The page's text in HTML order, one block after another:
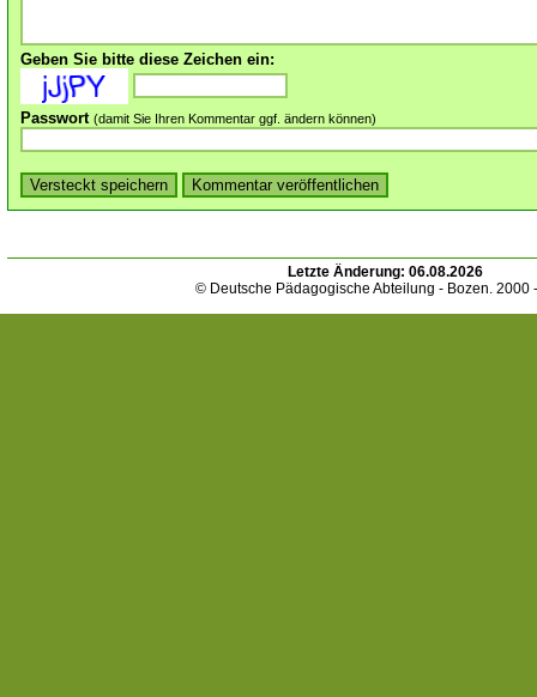
Geben Sie bitte diese Zeichen ein:
Passwort (damit Sie Ihren Kommentar ggf. ändern können)
Letzte Änderung: 06.08.2026
© Deutsche Pädagogische Abteilung - Bozen. 2000